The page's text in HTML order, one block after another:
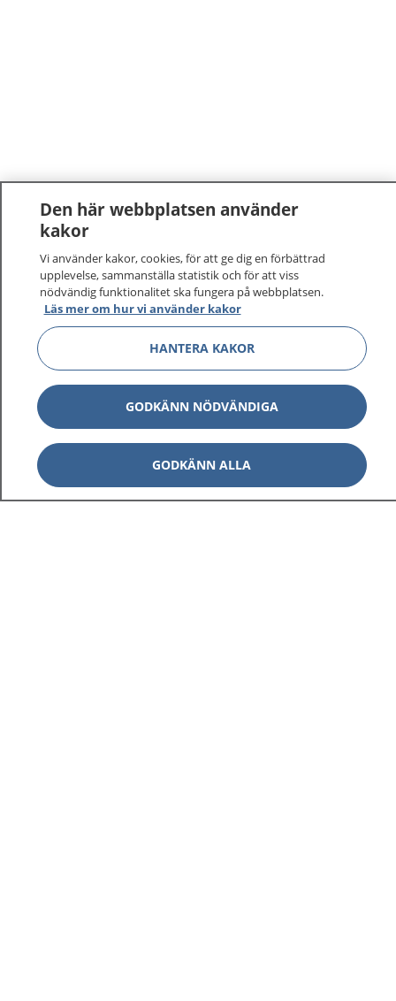
Den här webbplatsen använder
kakor
Vi använder kakor, cookies, för att ge dig en förbättrad
upplevelse, sammanställa statistik och för att viss
nödvändig funktionalitet ska fungera på webbplatsen.
Läs mer om hur vi använder kakor
HANTERA KAKOR
GODKÄNN NÖDVÄNDIGA
GODKÄNN ALLA